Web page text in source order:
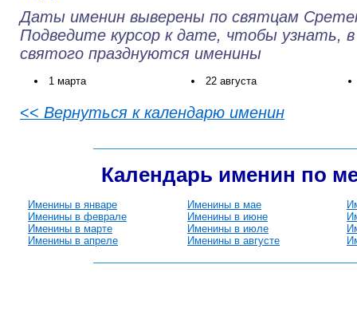
Даты именин выверены по святцам
Подведите курсор к дате, чтобы узнать, в
святого празднуются именины
1 марта 22 августа
<< Вернуться к календарю именин
Календарь именин по
Именины в январе
Именины в феврале
Именины в марте
Именины в апреле
Именины в мае
Именины в июне
Именины в июле
Именины в августе